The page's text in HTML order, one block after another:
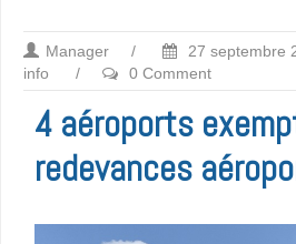
Manager / 27 septembre
info
/ 0 Comment
4 aéroports
redevances